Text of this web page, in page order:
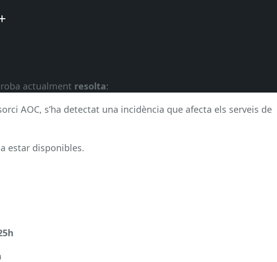
actualment resolta:
AOC, s’ha detectat una incidència que afecta els serveis de
estar disponibles.